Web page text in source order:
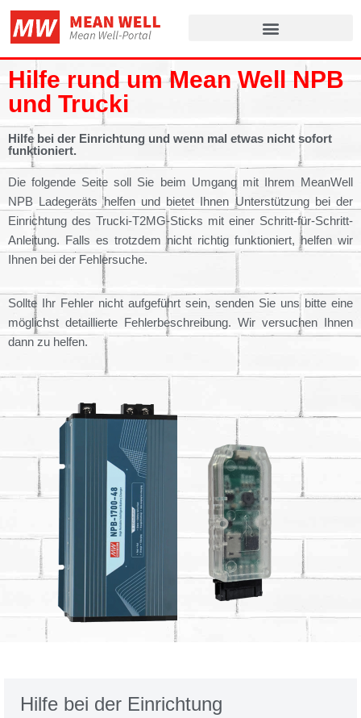
Zum
Inhalt
springen
Hilfe rund um Mean Well NPB
und Trucki
Hilfe bei der Einrichtung und wenn mal etwas nicht sofort
funktioniert.
Die folgende Seite soll Sie beim Umgang mit Ihrem MeanWell
NPB Ladegeräts helfen und bietet Ihnen Unterstützung bei der
Einrichtung des Trucki-T2MG-Sticks mit einer Schritt-für-Schritt-
Anleitung. Falls es trotzdem nicht richtig funktioniert, helfen wir
Ihnen bei der Fehlersuche.
Sollte Ihr Fehler nicht aufgeführt sein, senden Sie uns bitte eine
möglichst detaillierte Fehlerbeschreibung. Wir versuchen Ihnen
dann zu helfen.
Hilfe bei der Einrichtung